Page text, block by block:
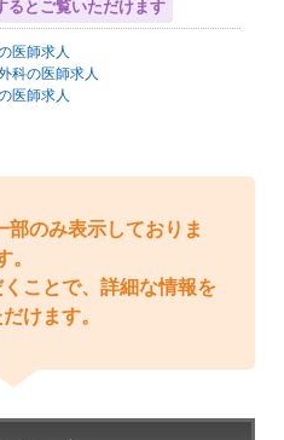
るとご覧いただけます
医師求人
科の医師求人
医師求人
部のみ表示しておりま
。
ことで、詳細な情報を
けます。